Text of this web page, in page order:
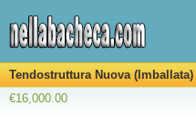
Tendostruttura Nuova (Imballata)
€16,000.00